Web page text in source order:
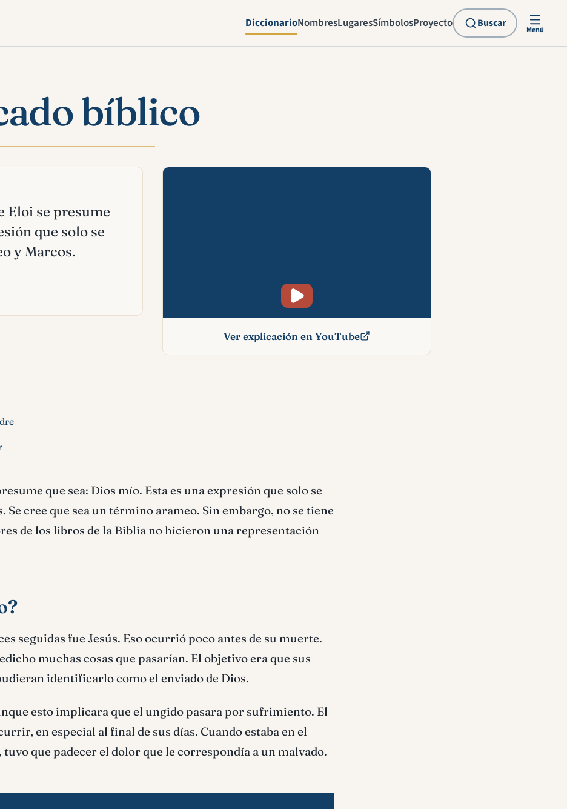
DiccionarioNombresLugaresSímbolosProyecto Buscar
Menú
bíblico
Eloi se presume
que solo se
y Marcos.
Mira esta explicación en vídeo
Ver explicación en YouTube
que sea: Dios mío. Esta es una expresión que solo se
cree que sea un término arameo. Sin embargo, no se tiene
de los libros de la Biblia no hicieron una representación
seguidas fue Jesús. Eso ocurrió poco antes de su muerte.
muchas cosas que pasarían. El objetivo era que sus
identificarlo como el enviado de Dios.
esto implicara que el ungido pasara por sufrimiento. El
en especial al final de sus días. Cuando estaba en el
que padecer el dolor que le correspondía a un malvado.